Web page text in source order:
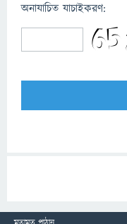
অনাযাচিত যাচাইকরণ: